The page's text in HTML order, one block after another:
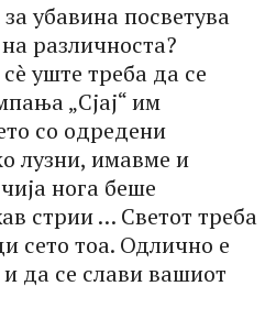
убавина посветува
различноста?
уште треба да се
„Сјај“ им
со одредени
лузни, имавме и
нога беше
стрии … Светот треба
сето тоа. Одлично е
да се слави вашиот